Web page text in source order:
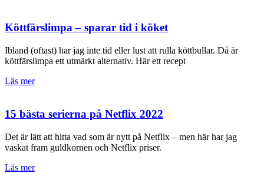
Köttfärslimpa – sparar tid i köket
Ibland (oftast) har jag inte tid eller lust att rulla köttbullar. Då är
köttfärslimpa ett utmärkt alternativ. Här ett recept
Läs mer
15 bästa serierna på Netflix 2022
Det är lätt att hitta vad som är nytt på Netflix – men här har jag
vaskat fram guldkornen och Netflix priser.
Läs mer